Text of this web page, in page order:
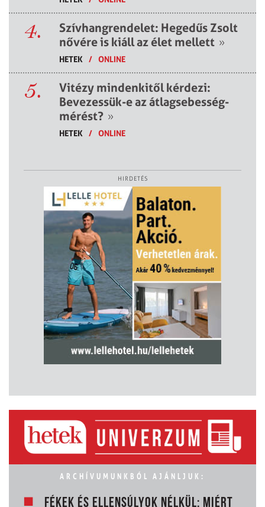
4.
Szívhangrendelet: Hegedűs Zsolt
nővére is kiáll az élet mellett »
HETEK / ONLINE
5.
Vitézy mindenkitől kérdezi:
Bevezessük-e az átlagsebesség-
mérést? »
HETEK / ONLINE
HIRDETÉS
ARCHÍVUMUNKBÓL AJÁNLJUK:
FÉKEK ÉS ELLENSÚLYOK NÉLKÜL: MIÉRT